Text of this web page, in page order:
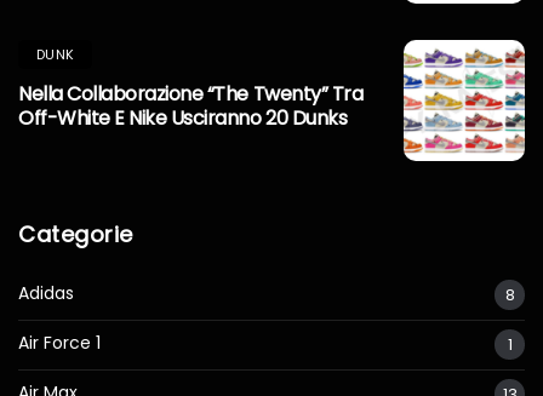
DUNK
Nella Collaborazione “The Twenty” Tra
Off-White E Nike Usciranno 20 Dunks
Categorie
Adidas 8
Air Force 1 1